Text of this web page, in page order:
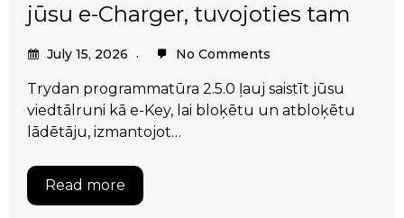
jūsu e-Charger, tuvojoties tam
July 15, 2026 No Comments
Trydan programmatūra 2.5.0 ļauj saistīt jūsu
viedtālruni kā e-Key, lai bloķētu un atbloķētu
lādētāju, izmantojot…
Read more